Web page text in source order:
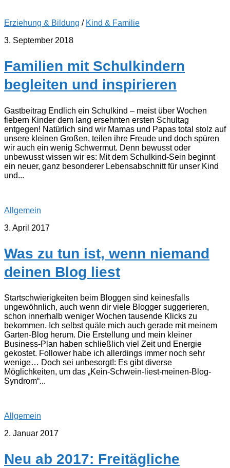
Erziehung & Bildung / Kind & Familie
3. September 2018
Familien mit Schulkindern
begleiten und inspirieren
Gastbeitrag Endlich ein Schulkind – meist über Wochen
fiebern Kinder dem lang ersehnten ersten Schultag
entgegen! Natürlich sind wir Mamas und Papas total stolz auf
unsere kleinen Großen, teilen ihre Freude und doch spüren
wir auch ein wenig Schwermut. Denn bewusst oder
unbewusst wissen wir es: Mit dem Schulkind-Sein beginnt
ein neuer, ganz besonderer Lebensabschnitt für unser Kind
und...
Allgemein
3. April 2017
Was zu tun ist, wenn niemand
deinen Blog liest
Startschwierigkeiten beim Bloggen sind keinesfalls
ungewöhnlich, auch wenn dir viele Blogger suggerieren,
schon innerhalb weniger Wochen tausende Klicks zu
bekommen. Ich selbst quäle mich auch gerade mit meinem
Garten-Blog herum. Die Erstellung und mein kleiner
Business-Plan haben schließlich viel Zeit und Energie
gekostet. Follower habe ich allerdings immer noch sehr
wenige… Doch sei unbesorgt!: Es gibt diverse
Möglichkeiten, um das „Kein-Schwein-liest-meinen-Blog-
Syndrom“...
Allgemein
2. Januar 2017
Neu ab 2017: Freitägliche